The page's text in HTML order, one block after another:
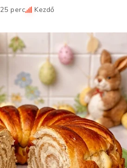
25 perc Kezdő